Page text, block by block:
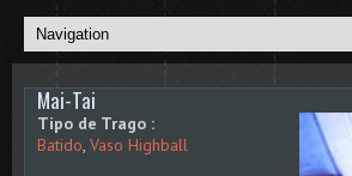
Mai-Tai
Tipo de Trago :
Batido, Vaso Highball